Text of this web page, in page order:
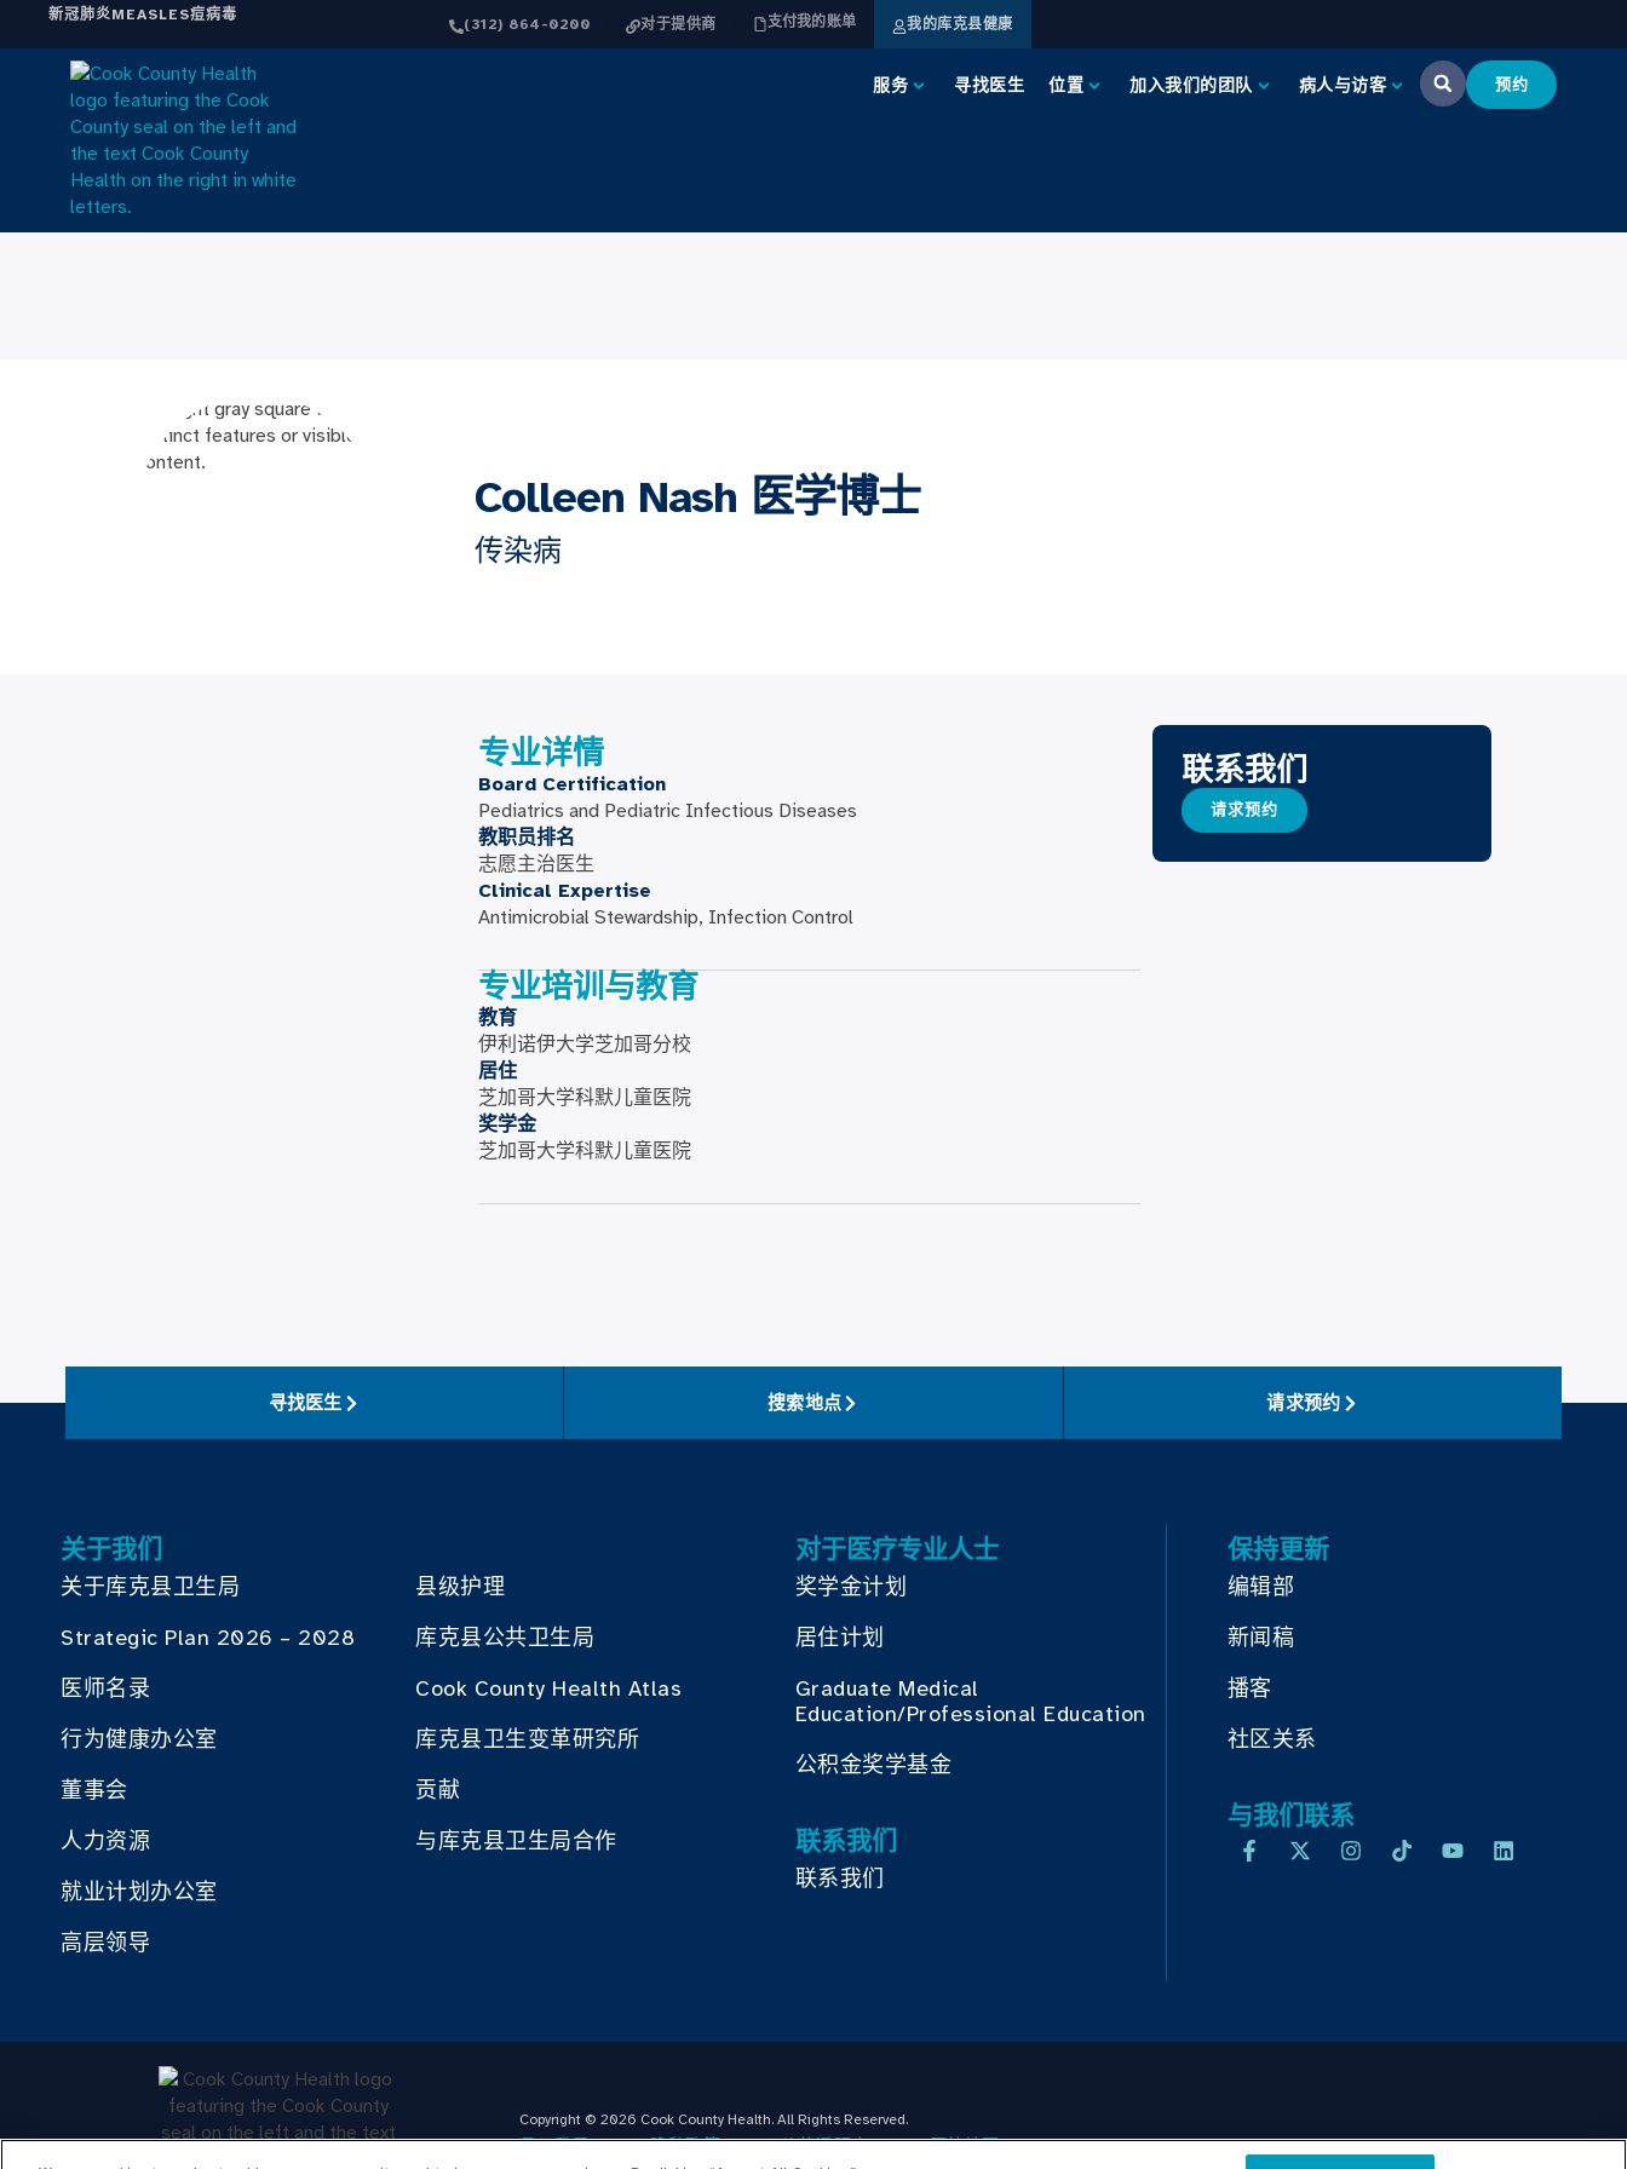
新冠肺炎MEASLES痘病毒
(312) 864-0200 对于提供商 支付我的账单 我的库克县健康
服务 寻找医生 位置 加入我们的团队 病人与访客 预约
Colleen Nash 医学博士
传染病
专业详情
Board Certification
Pediatrics and Pediatric Infectious Diseases
教职员排名
志愿主治医生
Clinical Expertise
Antimicrobial Stewardship, Infection Control
专业培训与教育
教育
伊利诺伊大学芝加哥分校
居住
芝加哥大学科默儿童医院
奖学金
芝加哥大学科默儿童医院
联系我们
请求预约
寻找医生 搜索地点 请求预约
关于我们
关于库克县卫生局
Strategic Plan 2026 – 2028
医师名录
行为健康办公室
董事会
人力资源
就业计划办公室
高层领导
县级护理
库克县公共卫生局
Cook County Health Atlas
库克县卫生变革研究所
贡献
与库克县卫生局合作
对于医疗专业人士
奖学金计划
居住计划
Graduate Medical
Education/Professional Education
公积金奖学基金
联系我们
联系我们
保持更新
编辑部
新闻稿
播客
社区关系
与我们联系
Copyright © 2026 Cook County Health. All Rights Reserved.
员工登录 隐私政策 价格透明度 网站地图